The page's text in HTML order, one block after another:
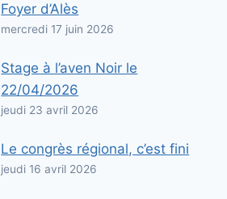
Foyer d’Alès
mercredi 17 juin 2026
Stage à l’aven Noir le
22/04/2026
jeudi 23 avril 2026
Le congrès régional, c’est fini
jeudi 16 avril 2026